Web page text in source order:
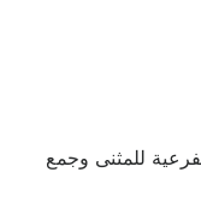
للمثنى وجمع